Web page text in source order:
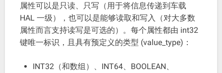
属性可以是只读、只写（用于将信息传递到车载
HAL 一级），也可以是能够读取和写入（对大多数
属性而言支持读写是可选的）。每个属性都由 int32
键唯一标识，且具有预定义的类型 (value_type)：
INT32（和数组）、INT64、BOOLEAN、